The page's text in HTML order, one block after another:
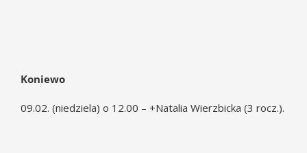
Koniewo
09.02. (niedziela) o 12.00 – +Natalia Wierzbicka (3 rocz.).